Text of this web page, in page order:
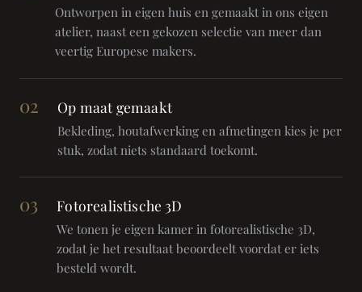
Ontworpen in eigen huis en gemaakt in ons eigen
atelier, naast een gekozen selectie van meer dan
veertig Europese makers.
02 Op maat gemaakt
Bekleding, houtafwerking en afmetingen kies je per
stuk, zodat niets standaard toekomt.
03 Fotorealistische 3D
We tonen je eigen kamer in fotorealistische 3D,
zodat je het resultaat beoordeelt voordat er iets
besteld wordt.